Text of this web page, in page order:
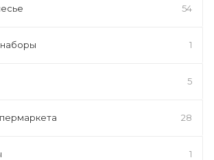
54
1
5
28
1